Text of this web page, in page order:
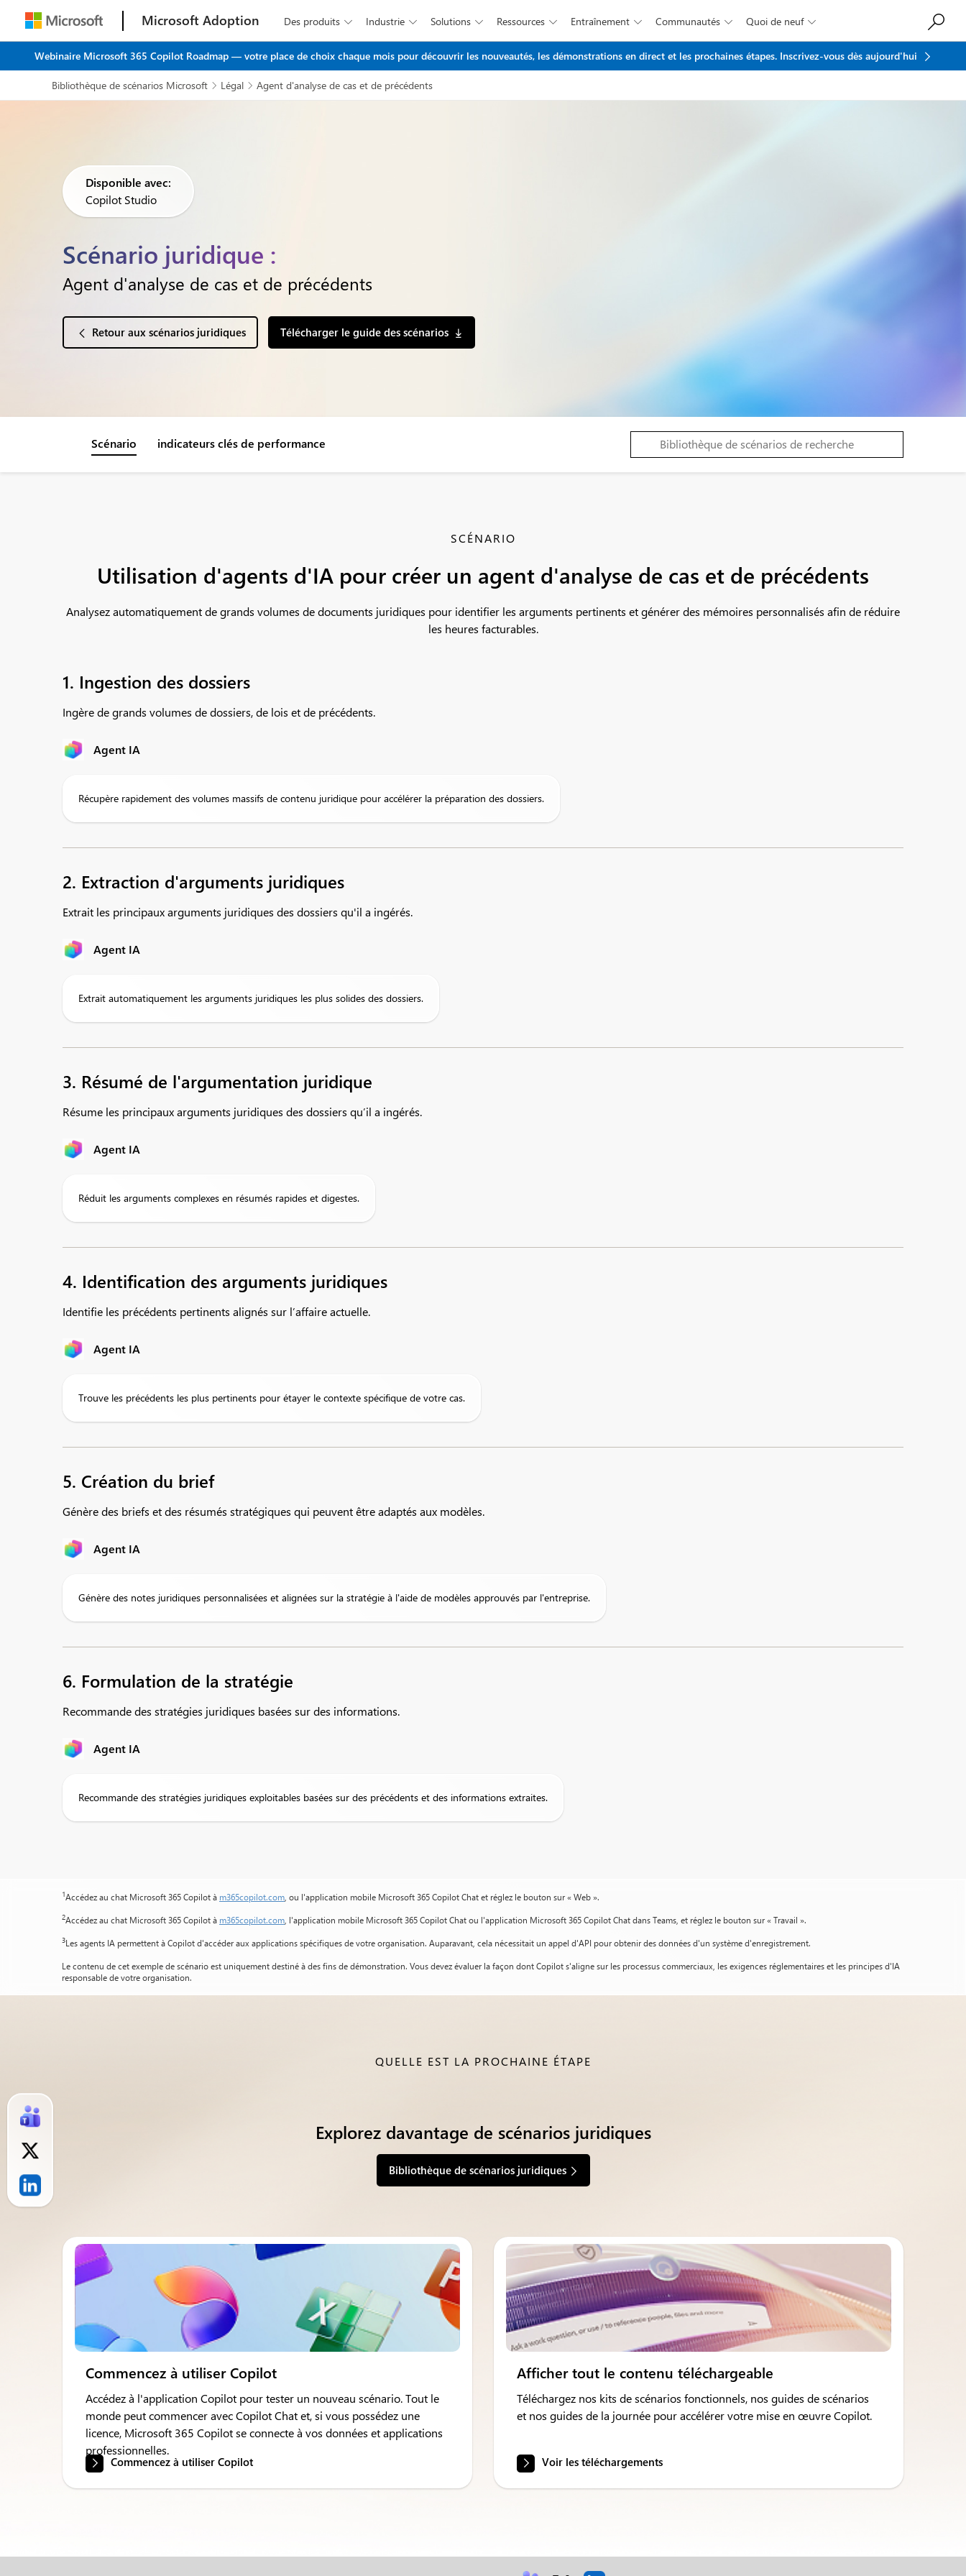
Microsoft Adoption Des produits  Industrie  Solutions  Ressources  Entraînement  Communautés  Quoi de neuf 
Webinaire Microsoft 365 Copilot Roadmap — votre place de choix chaque mois pour découvrir les nouveautés, les démonstrations en direct et les prochaines étapes. Inscrivez-vous dès aujourd'hui
Bibliothèque de scénarios Microsoft  Légal  Agent d'analyse de cas et de précédents
Disponible avec:
Copilot Studio
Scénario juridique :
Agent d'analyse de cas et de précédents
Retour aux scénarios juridiques Télécharger le guide des scénarios
Scénario indicateurs clés de performance
SCÉNARIO
Utilisation d'agents d'IA pour créer un agent d'analyse de cas et de précédents
Analysez automatiquement de grands volumes de documents juridiques pour identifier les arguments pertinents et générer des mémoires personnalisés afin de réduire
les heures facturables.
1. Ingestion des dossiers
Ingère de grands volumes de dossiers, de lois et de précédents.
Agent IA
Récupère rapidement des volumes massifs de contenu juridique pour accélérer la préparation des dossiers.
2. Extraction d'arguments juridiques
Extrait les principaux arguments juridiques des dossiers qu'il a ingérés.
Agent IA
Extrait automatiquement les arguments juridiques les plus solides des dossiers.
3. Résumé de l'argumentation juridique
Résume les principaux arguments juridiques des dossiers qu’il a ingérés.
Agent IA
Réduit les arguments complexes en résumés rapides et digestes.
4. Identification des arguments juridiques
Identifie les précédents pertinents alignés sur l’affaire actuelle.
Agent IA
Trouve les précédents les plus pertinents pour étayer le contexte spécifique de votre cas.
5. Création du brief
Génère des briefs et des résumés stratégiques qui peuvent être adaptés aux modèles.
Agent IA
Génère des notes juridiques personnalisées et alignées sur la stratégie à l'aide de modèles approuvés par l'entreprise.
6. Formulation de la stratégie
Recommande des stratégies juridiques basées sur des informations.
Agent IA
Recommande des stratégies juridiques exploitables basées sur des précédents et des informations extraites.
1Accédez au chat Microsoft 365 Copilot à m365copilot.com , ou l'application mobile Microsoft 365 Copilot Chat et réglez le bouton sur « Web ».
2Accédez au chat Microsoft 365 Copilot à m365copilot.com , l'application mobile Microsoft 365 Copilot Chat ou l'application Microsoft 365 Copilot Chat dans Teams, et réglez le bouton sur « Travail ».
3Les agents IA permettent à Copilot d'accéder aux applications spécifiques de votre organisation. Auparavant, cela nécessitait un appel d'API pour obtenir des données d'un système d'enregistrement.
Le contenu de cet exemple de scénario est uniquement destiné à des fins de démonstration. Vous devez évaluer la façon dont Copilot s'aligne sur les processus commerciaux, les exigences réglementaires et les principes d'IA
responsable de votre organisation.
QUELLE EST LA PROCHAINE ÉTAPE
Explorez davantage de scénarios juridiques
Bibliothèque de scénarios juridiques
Commencez à utiliser Copilot
Accédez à l'application Copilot pour tester un nouveau scénario. Tout le
monde peut commencer avec Copilot Chat et, si vous possédez une
licence, Microsoft 365 Copilot se connecte à vos données et applications
professionnelles.
Commencez à utiliser Copilot
Afficher tout le contenu téléchargeable
Téléchargez nos kits de scénarios fonctionnels, nos guides de scénarios
et nos guides de la journée pour accélérer votre mise en œuvre Copilot.
Voir les téléchargements